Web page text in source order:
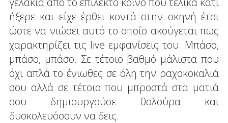
ήξερε και είχε έρθει κοντά στην σκηνή έτσι
ώστε να νιώσει αυτό το οποίο ακούγεται πως
χαρακτηρίζει τις live εμφανίσεις του. Μπάσο,
μπάσο, μπάσο. Σε τέτοιο βαθμό μάλιστα που
όχι απλά το ένιωθες σε όλη την ραχοκοκαλιά
σου αλλά σε τέτοιο που μπροστά στα ματιά
σου δημιουργούσε θολούρα και
δυσκολευόσουν να δεις.